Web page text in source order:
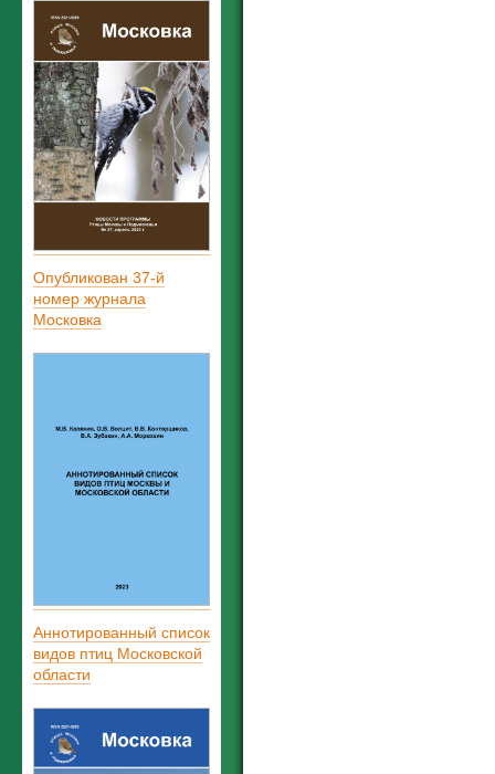
Опубликован 37-й
номер журнала
Московка
Аннотированный список
видов птиц Московской
области